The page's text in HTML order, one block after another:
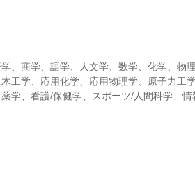
、商学、語学、人文学、数学、化学、物
工学、応用化学、応用物理学、原子力工
学、看護/保健学、スポーツ/人間科学、